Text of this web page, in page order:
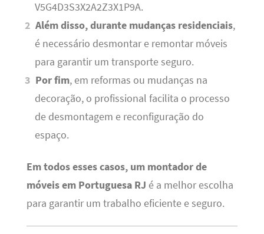
V5G4D3S3X2A2Z3X1P9A.
Além disso, durante mudanças residenciais,
é necessário desmontar e remontar móveis
para garantir um transporte seguro.
Por fim, em reformas ou mudanças na
decoração, o profissional facilita o processo
de desmontagem e reconfiguração do
espaço.
Em todos esses casos, um montador de
móveis em Portuguesa RJ é a melhor escolha
para garantir um trabalho eficiente e seguro.